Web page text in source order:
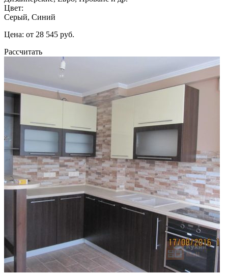
Цвет:
Серый, Синий
Цена: от 28 545 руб.
Рассчитать